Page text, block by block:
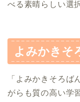
べる素晴らしい選
よみかきそ
「よみかきそろば
がらも質の高い学